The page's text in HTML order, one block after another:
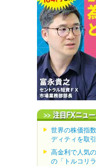
世界の株価指
ディティを取
高金利で人気
の「トルコリ